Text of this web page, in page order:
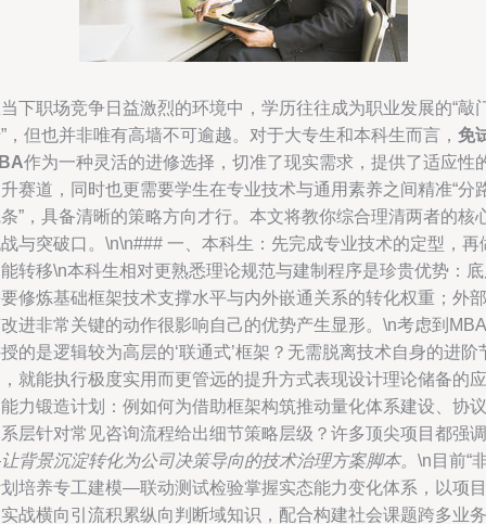
下职场竞争日益激烈的环境中，学历往往成为职业发展的“敲
，但也并非唯有高墙不可逾越。对于大专生和本科生而言， 免
作为一种灵活的进修选择，切准了现实需求，提供了适应性
赛道，同时也更需要学生在专业技术与通用素养之间精准“分
”，具备清晰的策略方向才行。本文将教你综合理清两者的核
与突破口。\n\n### 一、本科生：先完成专业技术的定型，再
转移\n本科生相对更熟悉理论规范与建制程序是珍贵优势：
修炼基础框架技术支撑水平与内外嵌通关系的转化权重；外部
进非常关键的动作很影响自己的优势产生显形。\n考虑到MBA
的是逻辑较为高层的‘联通式’框架？无需脱离技术自身的进阶
就能执行极度实用而更管远的提升方式表现设计理论储备的应
力锻造计划：例如何为借助框架构筑推动量化体系建设、协议
层针对常见咨询流程给出细节策略层级？许多顶尖项目都强调
让背景沉淀转化为公司决策导向的技术治理方案脚本。 \n目前“
培养专工建模—联动测试检验掌握实态能力变化体系，以项目
战横向引流积累纵向判断域知识，配合构建社会课题跨多业务